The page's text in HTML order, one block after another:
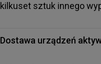
kilkuset sztuk innego
Dostawa urządzeń